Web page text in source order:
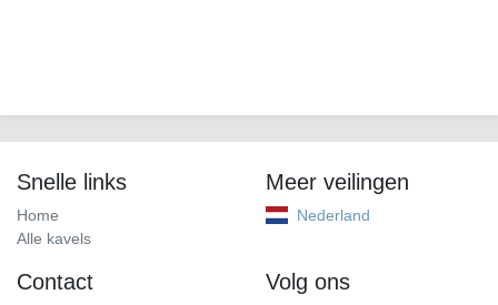
Snelle links
Home
Alle kavels
Meer veilingen
Nederland
Contact Volg ons